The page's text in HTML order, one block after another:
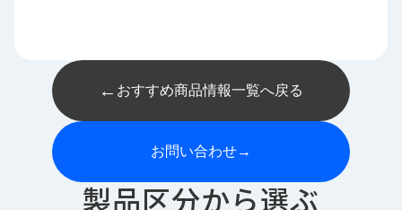
← おすすめ商品情報一覧へ戻る
お問い合わせ→
製品区分から選ぶ